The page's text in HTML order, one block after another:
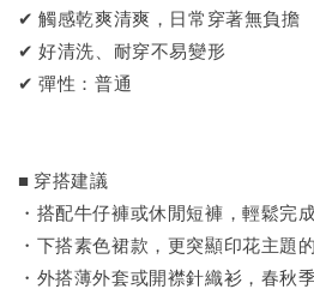
✔ 觸感乾爽清爽，日常穿著無負擔
✔ 好清洗、耐穿不易變形
✔ 彈性：普通
■ 穿搭建議
・搭配牛仔褲或休閒短褲，輕鬆完
・下搭素色裙款，更突顯印花主題
・外搭薄外套或開襟針織衫，春秋